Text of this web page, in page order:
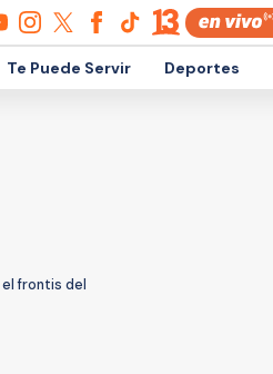
Te Puede Servir Deportes
frontis del